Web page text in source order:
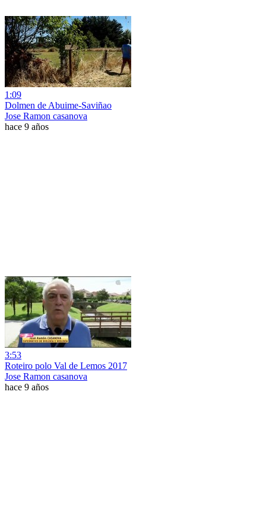
1:09
Dolmen de Abuime-Saviñao
Jose Ramon casanova
hace 9 años
3:53
Roteiro polo Val de Lemos 2017
Jose Ramon casanova
hace 9 años